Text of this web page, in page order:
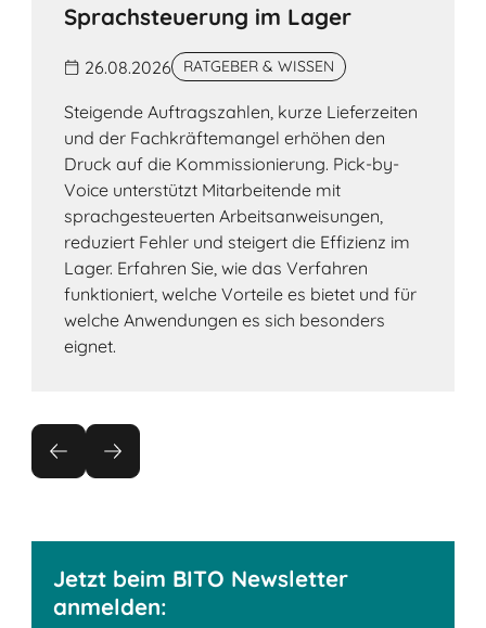
Sprachsteuerung im Lager
26.08.2026 RATGEBER & WISSEN
Steigende Auftragszahlen, kurze Lieferzeiten
und der Fachkräftemangel erhöhen den
Druck auf die Kommissionierung. Pick-by-
Voice unterstützt Mitarbeitende mit
sprachgesteuerten Arbeitsanweisungen,
reduziert Fehler und steigert die Effizienz im
Lager. Erfahren Sie, wie das Verfahren
funktioniert, welche Vorteile es bietet und für
welche Anwendungen es sich besonders
eignet.
Jetzt beim BITO Newsletter
anmelden: